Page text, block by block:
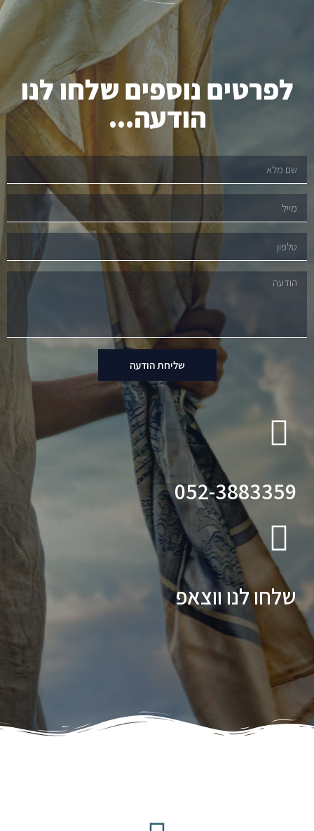
לפרטים נוספים שלחו לנו
הודעה...
שליחת הודעה
052-3883359
שלחו לנו ווצאפ